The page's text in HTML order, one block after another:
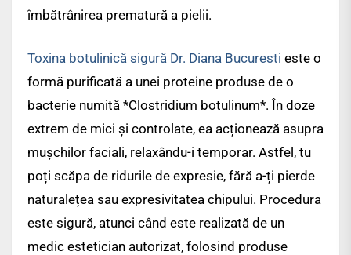
îmbătrânirea prematură a pielii.
Toxina botulinică sigură Dr. Diana Bucuresti este o
formă purificată a unei proteine produse de o
bacterie numită *Clostridium botulinum*. În doze
extrem de mici și controlate, ea acționează asupra
mușchilor faciali, relaxându-i temporar. Astfel, tu
poți scăpa de ridurile de expresie, fără a-ți pierde
naturalețea sau expresivitatea chipului. Procedura
este sigură, atunci când este realizată de un
medic estetician autorizat, folosind produse